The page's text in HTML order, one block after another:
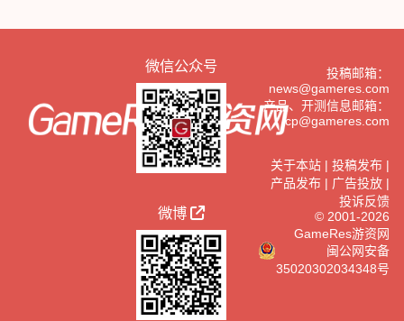
微信公众号
微博
投稿邮箱：
news@gameres.com
产品、开测信息邮箱：
cp@gameres.com
关于本站| 投稿发布|
产品发布| 广告投放|
投诉反馈
© 2001-2026
GameRes游资网
闽公网安备
35020302034348号